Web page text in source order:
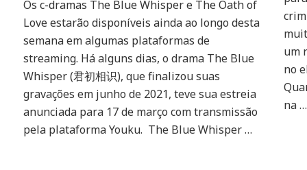
Dramas
The
Oath
Love
e
The
Blue
estreiam
Os c-dramas The Blue Whisper e The Oath of
Love estarão disponíveis ainda ao longo desta
semana em algumas plataformas de
streaming. Há alguns dias, o drama The Blue
Whisper (君初相识), que finalizou suas
gravações em junho de 2021, teve sua estreia
anunciada para 17 de março com transmissão
pela plataforma Youku. The Blue Whisper …
um
no
na …